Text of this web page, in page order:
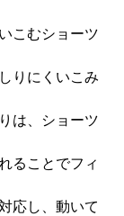
こむショーツ
りにくいこみ
は、ショーツ
ることでフィ
応し、動いて